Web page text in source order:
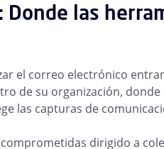
las
el correo electrónico
de su organización,
las capturas de
dirigido a